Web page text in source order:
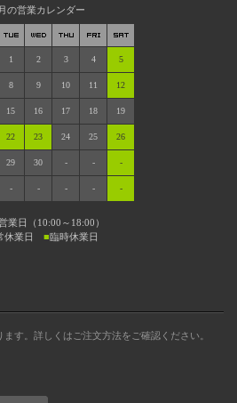
の営業カレンダー
1 2 3 4 5
8 9 10 11 12
15 16 17 18 19
22 23 24 25 26
29 30 - - -
- - - - -
業日（10:00～18:00）
休業日 ■臨時休業日
す。詳しくはご注文方法をご確認ください。